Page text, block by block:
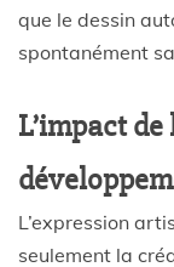
que le dessin
spontanément
L’impact
L’expression
seulement la